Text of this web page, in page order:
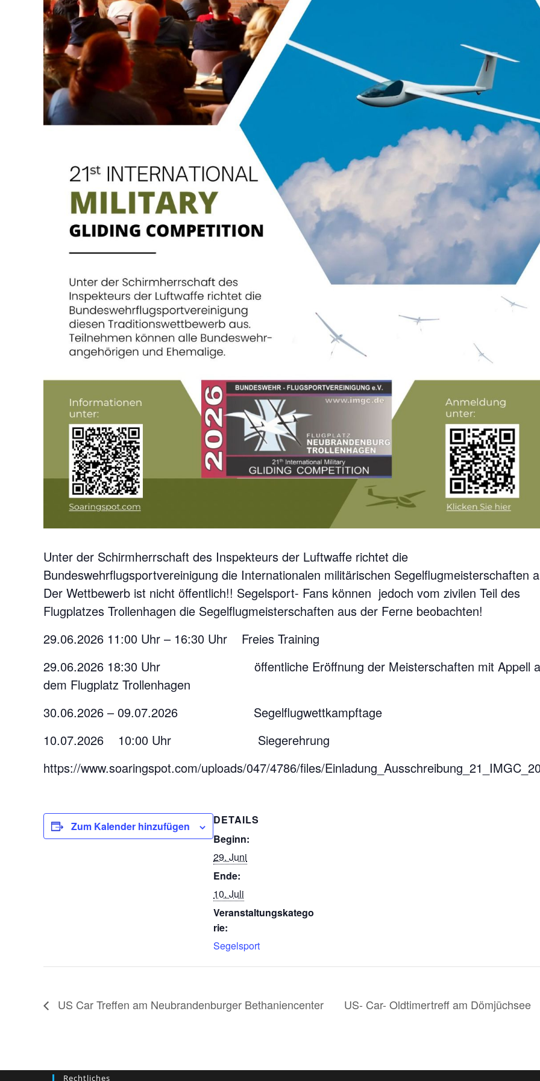
Unter der Schirmherrschaft des Inspekteurs der Luftwaffe richtet die
Bundeswehrflugsportvereinigung die Internationalen militärischen Segelflugmeisterschaften
Der Wettbewerb ist nicht öffentlich!! Segelsport- Fans können jedoch vom zivilen Teil des
Flugplatzes Trollenhagen die Segelflugmeisterschaften aus der Ferne beobachten!
29.06.2026 11:00 Uhr – 16:30 Uhr Freies Training
29.06.2026 18:30 Uhr öffentliche Eröffnung der Meisterschaften mit Appell
dem Flugplatz Trollenhagen
30.06.2026 – 09.07.2026 Segelflugwettkampftage
10.07.2026 10:00 Uhr Siegerehrung
https://www.soaringspot.com/uploads/047/4786/files/
Zum Kalender hinzufügen
DETAILS
Beginn:
29. Juni
Ende:
10. Juli
Veranstaltungskatego
rie:
Segelsport
US Car Treffen am Neubrandenburger Bethaniencenter US- Car- Oldtimertreff am Dömjüchsee
Rechtliches